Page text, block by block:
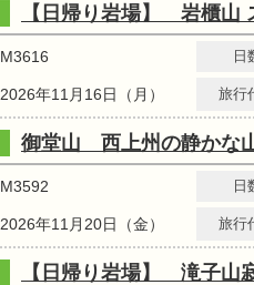
【日帰り岩場】 岩櫃山
M3616 日
2026年11月16日（月） 旅行
御堂山 西上州の静かな
M3592 日
2026年11月20日（金） 旅行
【日帰り岩場】 滝子山